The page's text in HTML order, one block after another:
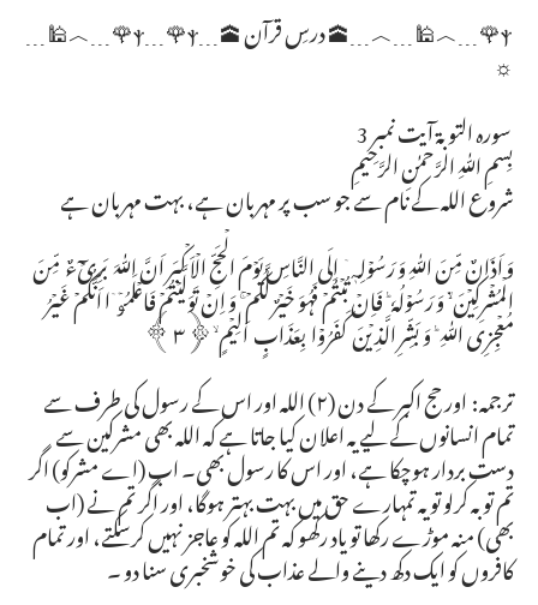
ⲯ🌹﹍︿🕌﹍︿﹍🕋 درسِ قرآن 🕋﹍ⲯ﹍🌹ⲯ🌹﹍︿🕌﹍
☼
سورہ التوبۃ آیت نمبر 3
بِسمِ اللّٰہِ الرَّحمٰنِ الرَّحِیمِ
شروع اللہ کے نام سے جو سب پر مہربان ہے، بہت مہربان ہے
وَ اَذَانٌ مِّنَ اللّٰہِ وَ رَسُوۡلِہٖۤ اِلَی النَّاسِ یَوۡمَ الۡحَجِّ الۡاَکۡبَرِ اَنَّ اللّٰہَ بَرِیۡٓءٌ مِّنَ
الۡمُشۡرِکِیۡنَ ۬ۙ وَ رَسُوۡلُہٗ ؕ فَاِنۡ تُبۡتُمۡ فَہُوَ خَیۡرٌ لَّکُمۡ ۚ وَ اِنۡ تَوَلَّیۡتُمۡ فَاعۡلَمُوۡۤا اَنَّکُمۡ غَیۡرُ
مُعۡجِزِی اللّٰہِ ؕ وَ بَشِّرِ الَّذِیۡنَ کَفَرُوۡا بِعَذَابٍ اَلِیۡمٍ ۙ﴿۳﴾
ترجمہ: اور حج اکبر کے دن (٢) اللہ اور اس کے رسول کی طرف سے
تمام انسانوں کے لیے یہ اعلان کیا جاتا ہے کہ اللہ بھی مشرکین سے
دست بردار ہوچکا ہے، اور اس کا رسول بھی۔ اب (اے مشرکو) اگر
تم توبہ کرلو تو یہ تمہارے حق میں بہت بہتر ہوگا، اور اگر تم نے (اب
بھی) منہ موڑے رکھا تو یاد رکھو کہ تم اللہ کو عاجز نہیں کرسکتے، اور تمام
کافروں کو ایک دکھ دینے والے عذاب کی خوشخبری سنا دو ۔